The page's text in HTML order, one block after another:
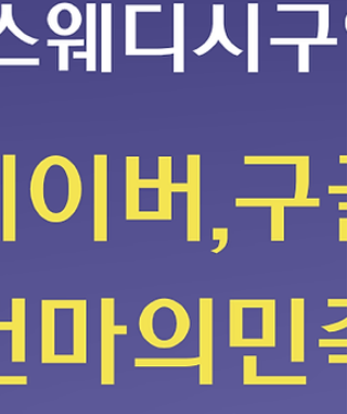
적 부담이 적은 방식으로 일을 배우는 경우가 많습
니다. 물론 업소마다 방식은 다르지만 초보자를 받
는 곳에서는 기본적인 마사지 방법이나 손 압력, 동